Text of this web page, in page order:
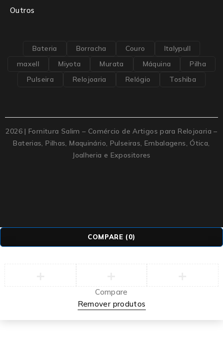
Outros
Bateria Borracha Couro
Italypull
maxell
Miyota Murata Máquina
Pilha
Pulseira
Relojoaria Relógio Toshiba
2026 | Fornitura Salim – Comércio de Artigos para Relojoaria –
Baterias, Pilhas, Maquinário, Pulseiras, Embalagens, Ótica,
Joalheria e Expositores
COMPARE (0)
Compare
Remover produtos